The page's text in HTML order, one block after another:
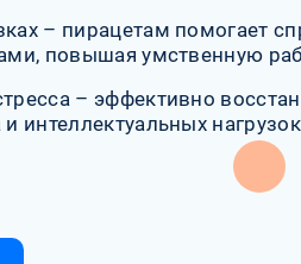
– пирацетам помогает
повышая умственную
– эффективно
интеллектуальных